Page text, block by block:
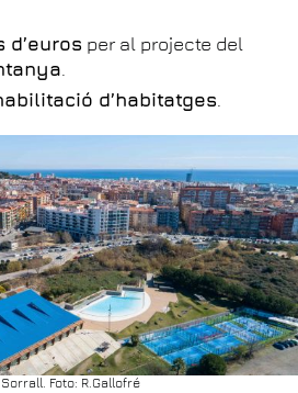
d’euros per al projecte del
d’habitatges
Foto: R.Gallofré